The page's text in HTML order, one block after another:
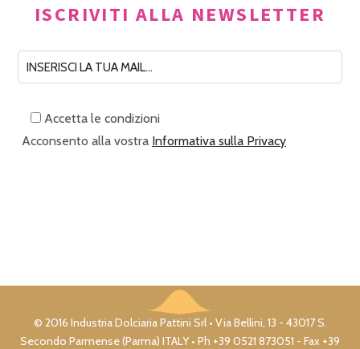
ISCRIVITI ALLA NEWSLETTER
Accetta le condizioni
Acconsento alla vostra Informativa sulla Privacy
© 2016 Industria Dolciaria Pattini Srl • Via Bellini, 13 - 43017 S.
Secondo Parmense (Parma) ITALY • Ph +39 0521 873051 - Fax +39